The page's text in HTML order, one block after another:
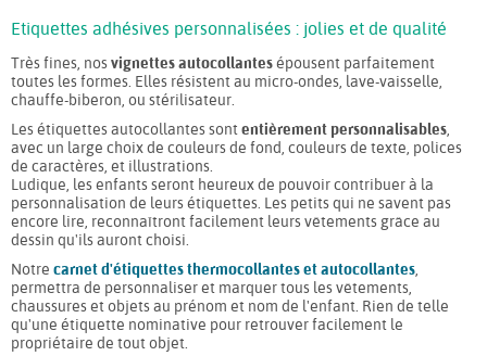
Idéales pour :
les cahiers, les dvds, les boites hermétiques, les cartables,
les sacs de sport, les livres…
Résiste au lave-vaisselle
les gobelets, les assiettes, les trousses, les clés et les
biberons…
Résiste au four micro-ondes
Résiste au lave-vaisselle
Étant donné la petite taille cette étiquette, pas
de dessin possible sur celle-ci.
Idéales pour :
les fournitures scolaires, telles que les stylos, les règles, les
Dimensions : 30 x 30 mm
Quantité livrée dans le carnet :
Caractéristiques :
Résistent à la transpiration et au frottement
dans les chaussures, grâce aux étiquettes de
protection qui se collent par dessus l'étiquette
chaussure. Ainsi l'impression est protégée et la
durée de vie allongée !
Etiquettes adhésives personnalisées : jolies et de qualité
Très fines, nosvignettes autocollantesépousent parfaitement
toutes les formes. Elles résistent au micro-ondes, lave-vaisselle,
chauffe-biberon, ou stérilisateur.
Les étiquettes autocollantes sont entièrement personnalisables
avec un large choix de couleurs de fond, couleurs de texte, polices
de caractères, et illustrations.
Ludique, les enfants seront heureux de pouvoir contribuer à la
personnalisation de leurs étiquettes. Les petits qui ne savent pas
encore lire, reconnaîtront facilement leurs vêtements grâce au
dessin qu'ils auront choisi.
Notre carnet d'étiquettes thermocollantes et autocollantes
permettra de personnaliser et marquer tous les vêtements,
chaussures et objets au prénom et nom de l'enfant. Rien de telle
qu'une étiquette nominative pour retrouver facilement le
propriétaire de tout objet.